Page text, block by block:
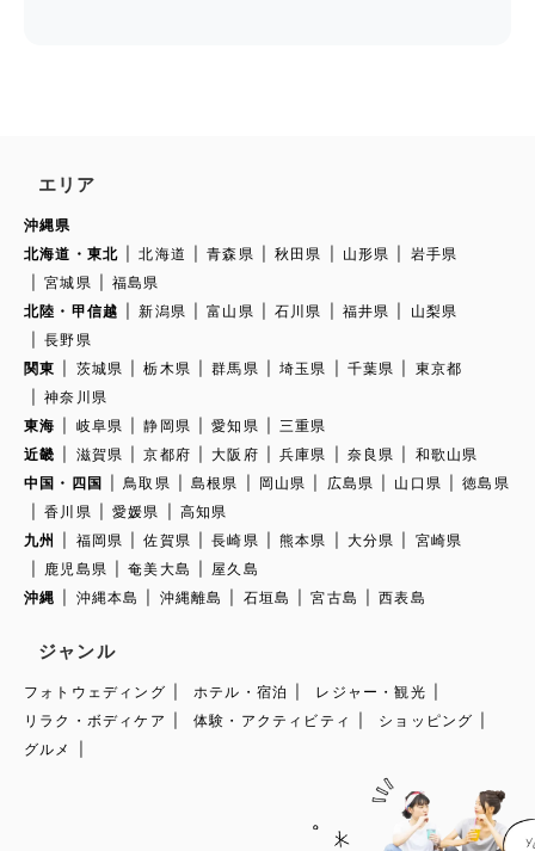
エリア
沖縄県
北海道・東北
北海道 青森県 秋田県 山形県
岩手県
宮城県
福島県
北陸・甲信越
新潟県 富山県 石川県 福井県
山梨県
長野県
関東
茨城県 栃木県 群馬県 埼玉県 千葉県
東京都
神奈川県
東海
岐阜県 静岡県 愛知県
三重県
近畿
滋賀県 京都府 大阪府 兵庫県 奈良県
和歌山県
中国・四国
鳥取県 島根県 岡山県 広島県 山口県
徳島県
香川県
愛媛県
高知県
九州
福岡県 佐賀県 長崎県 熊本県 大分県
宮崎県
鹿児島県
奄美大島
屋久島
沖縄
沖縄本島 沖縄離島 石垣島 宮古島 西表島
ジャンル
フォトウェディング ホテル・宿泊
レジャー・観光
リラク・ボディケア
体験・アクティビティ
ショッピング
グルメ